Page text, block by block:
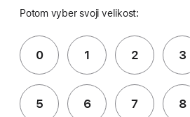
Potom vyber svoji velikost:
0 1 2 3
5 6 7 8